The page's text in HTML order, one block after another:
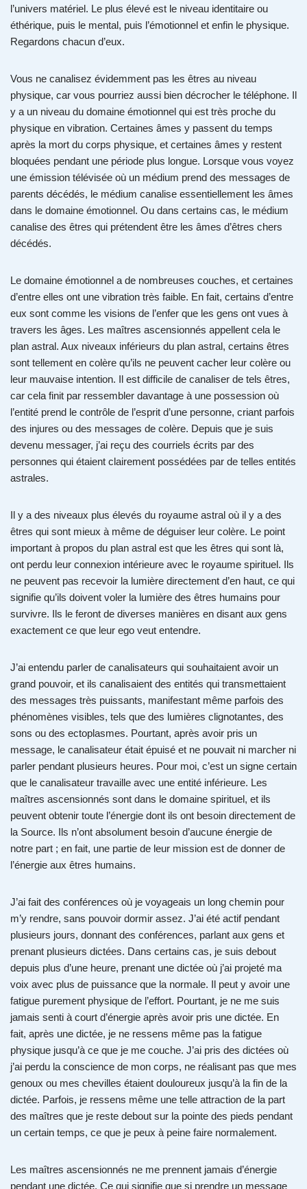
l’univers matériel. Le plus élevé est le niveau identitaire ou
éthérique, puis le mental, puis l’émotionnel et enfin le physique.
Regardons chacun d’eux.
Vous ne canalisez évidemment pas les êtres au niveau
physique, car vous pourriez aussi bien décrocher le téléphone. Il
y a un niveau du domaine émotionnel qui est très proche du
physique en vibration. Certaines âmes y passent du temps
après la mort du corps physique, et certaines âmes y restent
bloquées pendant une période plus longue. Lorsque vous voyez
une émission télévisée où un médium prend des messages de
parents décédés, le médium canalise essentiellement les âmes
dans le domaine émotionnel. Ou dans certains cas, le médium
canalise des êtres qui prétendent être les âmes d’êtres chers
décédés.
Le domaine émotionnel a de nombreuses couches, et certaines
d’entre elles ont une vibration très faible. En fait, certains d’entre
eux sont comme les visions de l’enfer que les gens ont vues à
travers les âges. Les maîtres ascensionnés appellent cela le
plan astral. Aux niveaux inférieurs du plan astral, certains êtres
sont tellement en colère qu’ils ne peuvent cacher leur colère ou
leur mauvaise intention. Il est difficile de canaliser de tels êtres,
car cela finit par ressembler davantage à une possession où
l’entité prend le contrôle de l’esprit d’une personne, criant parfois
des injures ou des messages de colère. Depuis que je suis
devenu messager, j’ai reçu des courriels écrits par des
personnes qui étaient clairement possédées par de telles entités
astrales.
Il y a des niveaux plus élevés du royaume astral où il y a des
êtres qui sont mieux à même de déguiser leur colère. Le point
important à propos du plan astral est que les êtres qui sont là,
ont perdu leur connexion intérieure avec le royaume spirituel. Ils
ne peuvent pas recevoir la lumière directement d’en haut, ce qui
signifie qu’ils doivent voler la lumière des êtres humains pour
survivre. Ils le feront de diverses manières en disant aux gens
exactement ce que leur ego veut entendre.
J’ai entendu parler de canalisateurs qui souhaitaient avoir un
grand pouvoir, et ils canalisaient des entités qui transmettaient
des messages très puissants, manifestant même parfois des
phénomènes visibles, tels que des lumières clignotantes, des
sons ou des ectoplasmes. Pourtant, après avoir pris un
message, le canalisateur était épuisé et ne pouvait ni marcher ni
parler pendant plusieurs heures. Pour moi, c’est un signe certain
que le canalisateur travaille avec une entité inférieure. Les
maîtres ascensionnés sont dans le domaine spirituel, et ils
peuvent obtenir toute l’énergie dont ils ont besoin directement de
la Source. Ils n’ont absolument besoin d’aucune énergie de
notre part ; en fait, une partie de leur mission est de donner de
l’énergie aux êtres humains.
J’ai fait des conférences où je voyageais un long chemin pour
m’y rendre, sans pouvoir dormir assez. J’ai été actif pendant
plusieurs jours, donnant des conférences, parlant aux gens et
prenant plusieurs dictées. Dans certains cas, je suis debout
depuis plus d’une heure, prenant une dictée où j’ai projeté ma
voix avec plus de puissance que la normale. Il peut y avoir une
fatigue purement physique de l’effort. Pourtant, je ne me suis
jamais senti à court d’énergie après avoir pris une dictée. En
fait, après une dictée, je ne ressens même pas la fatigue
physique jusqu’à ce que je me couche. J’ai pris des dictées où
j’ai perdu la conscience de mon corps, ne réalisant pas que mes
genoux ou mes chevilles étaient douloureux jusqu’à la fin de la
dictée. Parfois, je ressens même une telle attraction de la part
des maîtres que je reste debout sur la pointe des pieds pendant
un certain temps, ce que je peux à peine faire normalement.
Les maîtres ascensionnés ne me prennent jamais d’énergie
pendant une dictée. Ce qui signifie que si prendre un message